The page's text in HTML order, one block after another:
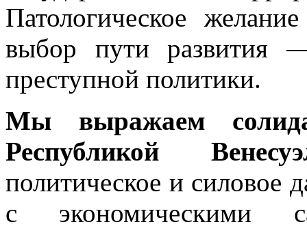
Патологическое
выбор пути развития
преступной политики.
Мы
выражаем
Республикой
политическое и силовое
с экономическими